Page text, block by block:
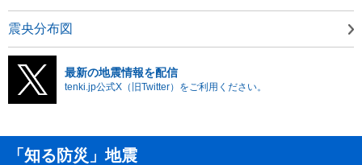
震央分布図
最新の地震情報を配信
tenki.jp公式X（旧Twitter）をご利用ください。
「知る防災」地震